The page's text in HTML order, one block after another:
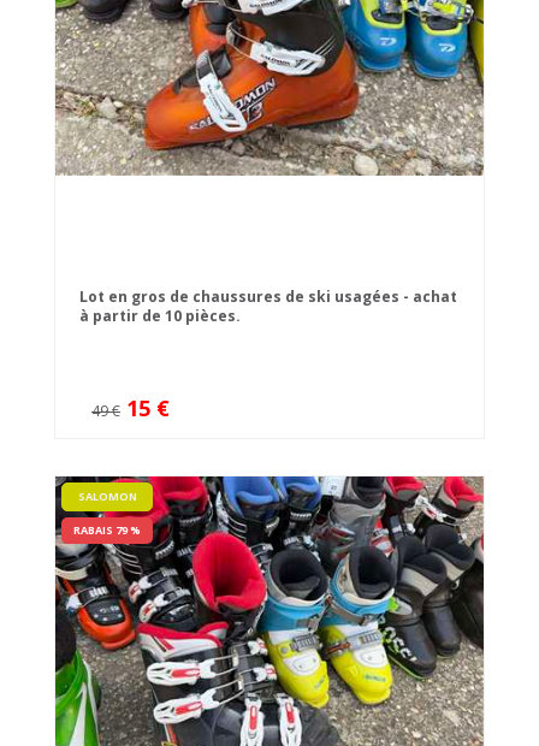
Lot en gros de chaussures de ski usagées - achat
à partir de 10 pièces.
49 € 15 €
SALOMON
RABAIS 79 %